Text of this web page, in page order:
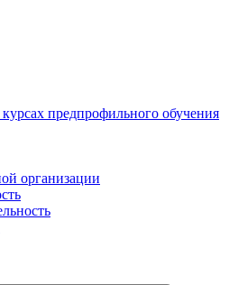
предпрофильного обучения
организации